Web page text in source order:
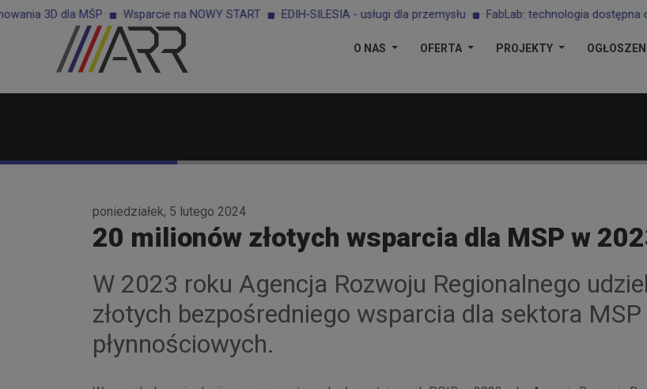
3D dla MŚP Wsparcie na NOWY START EDIH-SILESIA - usługi dla przemysłu FabLab: technologia dostępna dla
O NAS OFERTA PROJEKTY
poniedziałek, 5 lutego 2024
20 milionów złotych wsparcia dla MSP w
W 2023 roku Agencja Rozwoju Regionalnego
złotych bezpośredniego wsparcia dla sektora
płynnościowych.